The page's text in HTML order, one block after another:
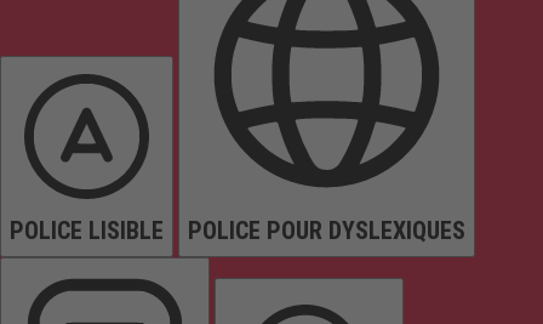
POLICE LISIBLE POLICE POUR DYSLEXIQUES